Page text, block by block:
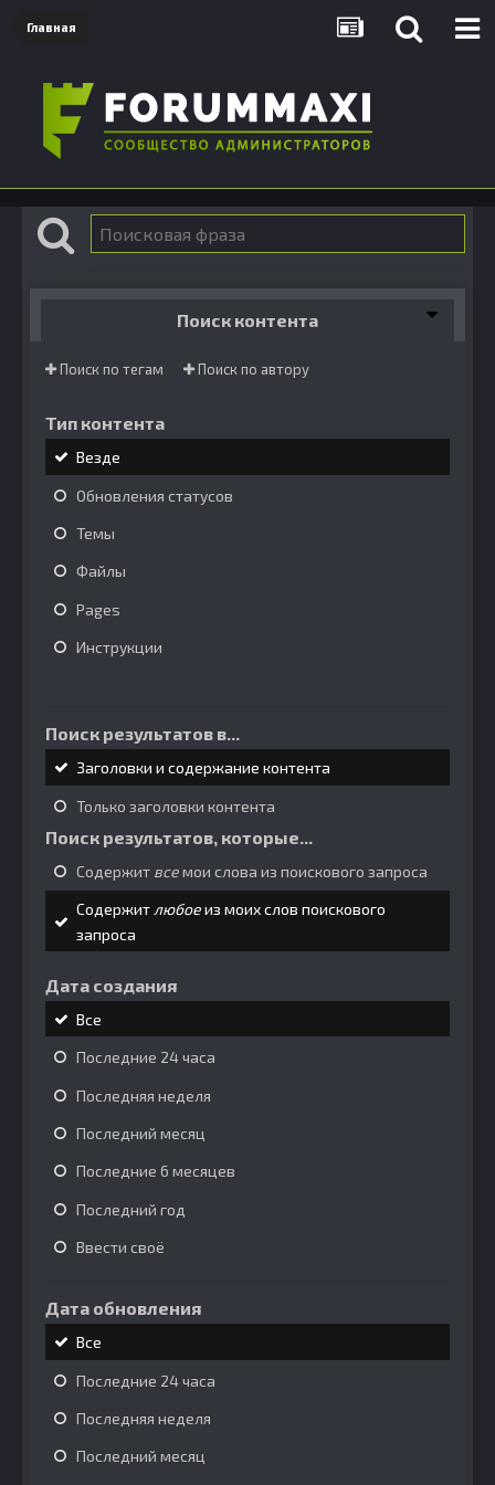
Главная
Поиск контента
Поиск по тегам Поиск по автору
Тип контента
Везде
Обновления статусов
Темы
Файлы
Pages
Инструкции
Поиск результатов в...
Заголовки и содержание контента
Только заголовки контента
Поиск результатов, которые...
Содержит всемои слова из поискового запроса
Содержитлюбоеиз моих слов поискового
запроса
Дата создания
Все
Последние 24 часа
Последняя неделя
Последний месяц
Последние 6 месяцев
Последний год
Ввести своё
Дата обновления
Все
Последние 24 часа
Последняя неделя
Последний месяц